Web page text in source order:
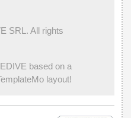
SRL. All rights
based on a
layout!